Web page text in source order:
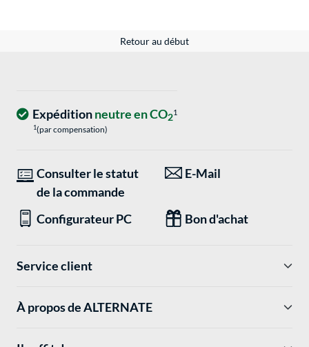
Retour au début
Expéditionneutre en CO21
1(par compensation)
Consulter le statut
de la commande
E-Mail
Configurateur PC Bon d'achat
Service client
À propos de ALTERNATE